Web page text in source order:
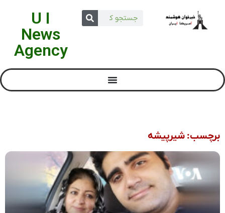
U I
News
Agency
برچسب: شیرپیشه